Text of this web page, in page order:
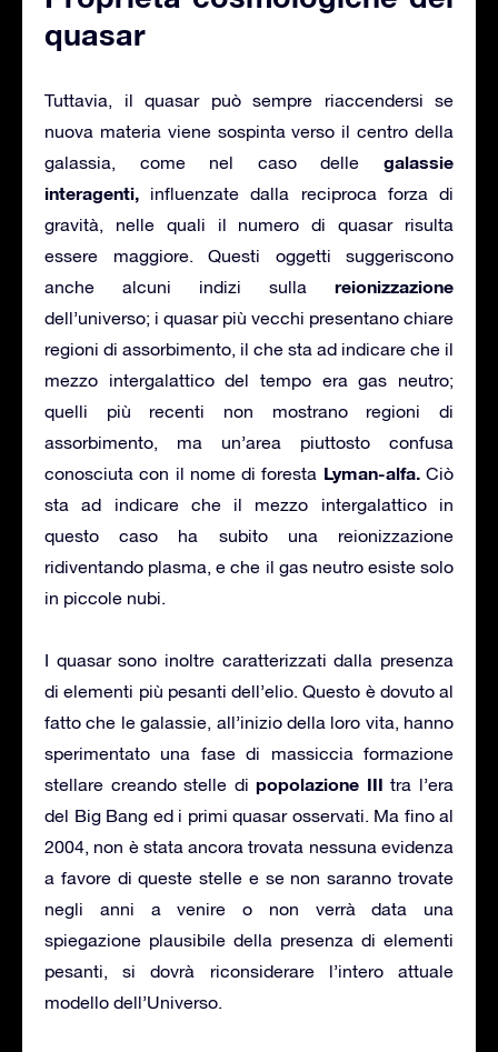
quasar
Tuttavia, il quasar può sempre riaccendersi se
nuova materia viene sospinta verso il centro della
galassia, come nel caso delle galassie
interagenti, influenzate dalla reciproca forza di
gravità, nelle quali il numero di quasar risulta
essere maggiore. Questi oggetti suggeriscono
anche alcuni indizi sulla reionizzazione
dell’universo; i quasar più vecchi presentano chiare
regioni di assorbimento, il che sta ad indicare che il
mezzo intergalattico del tempo era gas neutro;
quelli più recenti non mostrano regioni di
assorbimento, ma un’area piuttosto confusa
conosciuta con il nome di foresta Lyman-alfa.Ciò
sta ad indicare che il mezzo intergalattico in
questo caso ha subito una reionizzazione
ridiventando plasma, e che il gas neutro esiste solo
in piccole nubi.
I quasar sono inoltre caratterizzati dalla presenza
di elementi più pesanti dell’elio. Questo è dovuto al
fatto che le galassie, all’inizio della loro vita, hanno
sperimentato una fase di massiccia formazione
stellare creando stelle dipopolazione III tra l’era
del Big Bang ed i primi quasar osservati. Ma fino al
2004, non è stata ancora trovata nessuna evidenza
a favore di queste stelle e se non saranno trovate
negli anni a venire o non verrà data una
spiegazione plausibile della presenza di elementi
pesanti, si dovrà riconsiderare l’intero attuale
modello dell’Universo.